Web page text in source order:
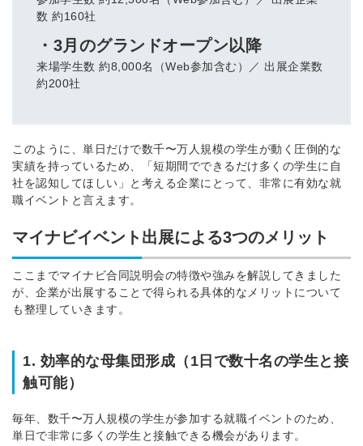
数 約160社
・3月のグランドオープン以降
来場学生数 約8,000名（Web参加含む）／ 出展企業数
約200社
このように、単日だけで数千〜万人規模の学生が動く圧倒的な
実績を持っているため、「短期間でできるだけ多くの学生に自
社を認知してほしい」と考える企業にとって、非常に有効な就
職イベントと言えます。
マイナビイベント出展による3つのメリット
ここまでマイナビ合同説明会の特徴や強みを解説してきました
が、企業が出展することで得られる具体的なメリットについて
も整理していきます。
1. 効率的な母集団形成（1日で数十名の学生と接
触可能）
毎年、数千〜万人規模の学生が参加する就職イベントのため、
単日で非常に多くの学生と接触できる機会があります。
忘れですか？
でログイン
許可なく投稿すること
利用規約 と 個人情報の取り扱い
同意のうえ
他サービスIDで登録
みんなの採用部があなたの許可なく投稿すること
はありません